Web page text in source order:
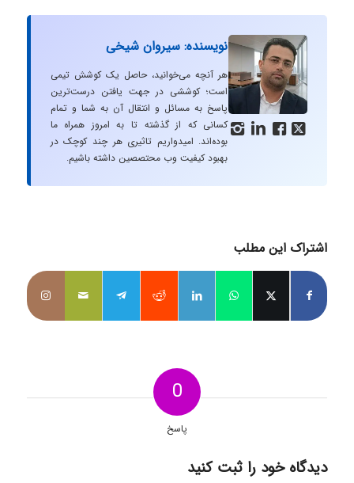
   
نویسنده: سیروان شیخی
هر آنچه می‌خوانید، حاصل یک کوشش تیمی
است؛ کوششی در جهت یافتن درست‌ترین
پاسخ به مسائل و انتقال آن به شما و تمام
کسانی که از گذشته تا به امروز همراه ما
بوده‌اند. امیدواریم تاثیری هر چند کوچک در
بهبود کیفیت وب محتصصین داشته باشیم.
اشتراک این مطلب
0
پاسخ
دیدگاه خود را ثبت کنید